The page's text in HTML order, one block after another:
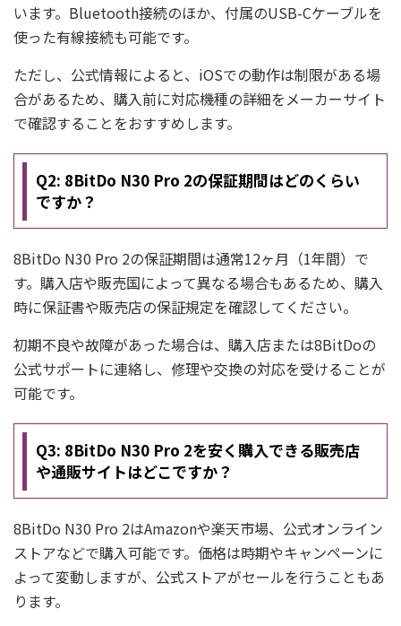
います。Bluetooth接続のほか、付属のUSB-Cケーブルを
使った有線接続も可能です。
ただし、公式情報によると、iOSでの動作は制限がある場
合があるため、購入前に対応機種の詳細をメーカーサイト
で確認することをおすすめします。
Q2: 8BitDo N30 Pro 2の保証期間はどのくらい
ですか？
8BitDo N30 Pro 2の保証期間は通常12ヶ月（1年間）で
す。購入店や販売国によって異なる場合もあるため、購入
時に保証書や販売店の保証規定を確認してください。
初期不良や故障があった場合は、購入店または8BitDoの
公式サポートに連絡し、修理や交換の対応を受けることが
可能です。
Q3: 8BitDo N30 Pro 2を安く購入できる販売店
や通販サイトはどこですか？
8BitDo N30 Pro 2はAmazonや楽天市場、公式オンライン
ストアなどで購入可能です。価格は時期やキャンペーンに
よって変動しますが、公式ストアがセールを行うこともあ
ります。